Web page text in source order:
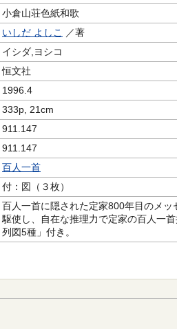
小倉山荘色紙和歌
いしだ よしこ
／著
イシダ,ヨシコ
恒文社
1996.4
333p, 21cm
911.147
911.147
百人一首
付：図（３枚）
百人一首に隠された定家800年目のメ
駆使し、自在な推理力で定家の百人一
列図5種」付き。